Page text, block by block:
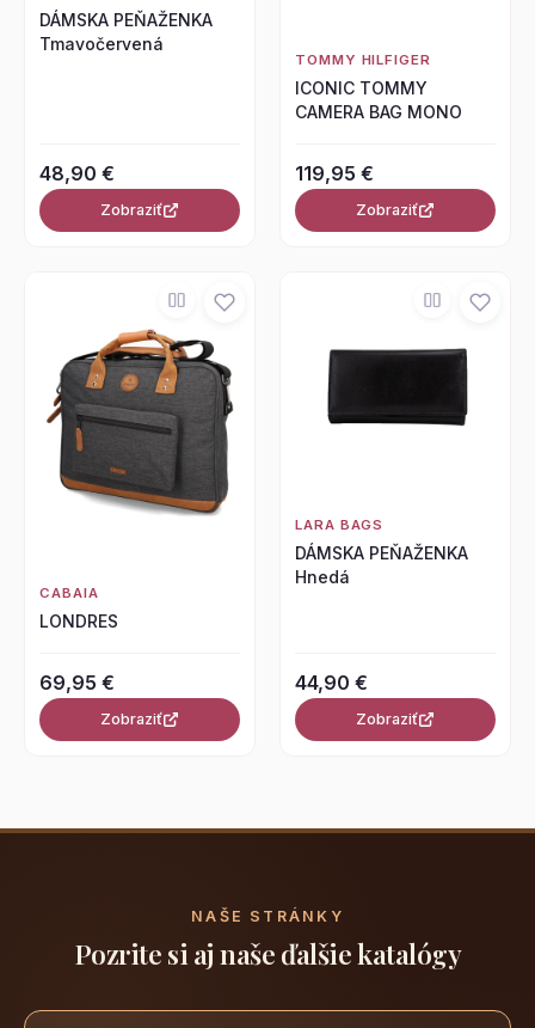
DÁMSKA PEŇAŽENKA
Tmavočervená
48,90 €
Zobraziť
TOMMY HILFIGER
ICONIC TOMMY
CAMERA BAG MONO
119,95 €
Zobraziť
CABAIA
LONDRES
69,95 €
Zobraziť
LARA BAGS
DÁMSKA PEŇAŽENKA
Hnedá
44,90 €
Zobraziť
NAŠE STRÁNKY
Pozrite si aj naše ďalšie katalógy